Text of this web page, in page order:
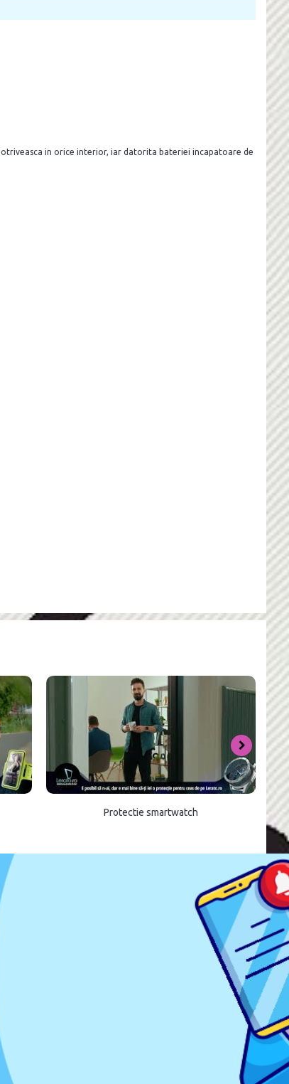
in orice interior, iar datorita bateriei incapatoare de
Protectie smartwatch